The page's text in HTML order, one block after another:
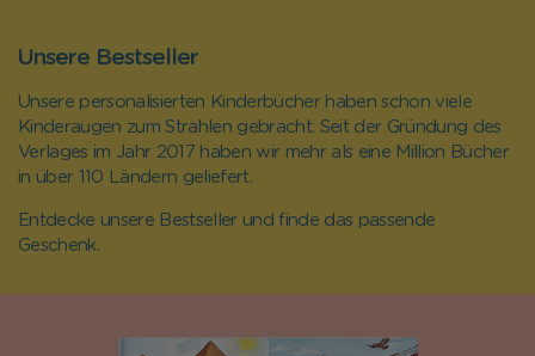
Unsere Bestseller
Unsere personalisierten Kinderbücher haben schon viele
Kinderaugen zum Strahlen gebracht. Seit der Gründung des
Verlages im Jahr 2017 haben wir mehr als eine Million Bücher
in über 110 Ländern geliefert.
Entdecke unsere Bestseller und finde das passende
Geschenk.